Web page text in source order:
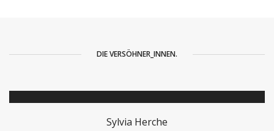
DIE VERSÖHNER_INNEN.
Sylvia Herche